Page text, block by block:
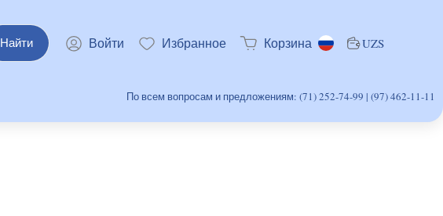
Найти Войти Избранное Корзина UZS
По всем вопросам и предложениям: (71) 252-74-99 | (97) 462-11-11